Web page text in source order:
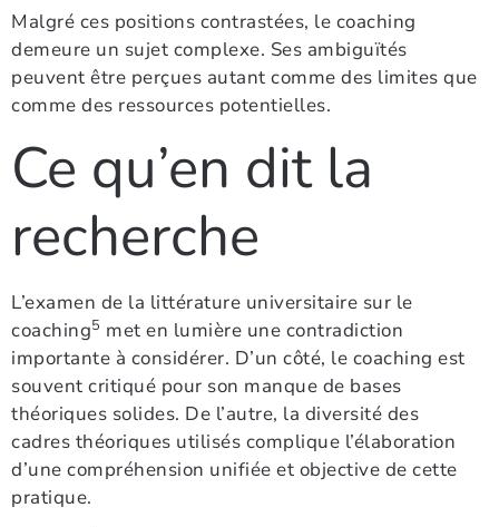
Malgré ces positions contrastées, le coaching
demeure un sujet complexe. Ses ambiguïtés
peuvent être perçues autant comme des limites que
comme des ressources potentielles.
Ce qu’en dit la
recherche
L’examen de la littérature universitaire sur le
coaching5 met en lumière une contradiction
importante à considérer. D’un côté, le coaching est
souvent critiqué pour son manque de bases
théoriques solides. De l’autre, la diversité des
cadres théoriques utilisés complique l’élaboration
d’une compréhension unifiée et objective de cette
pratique.